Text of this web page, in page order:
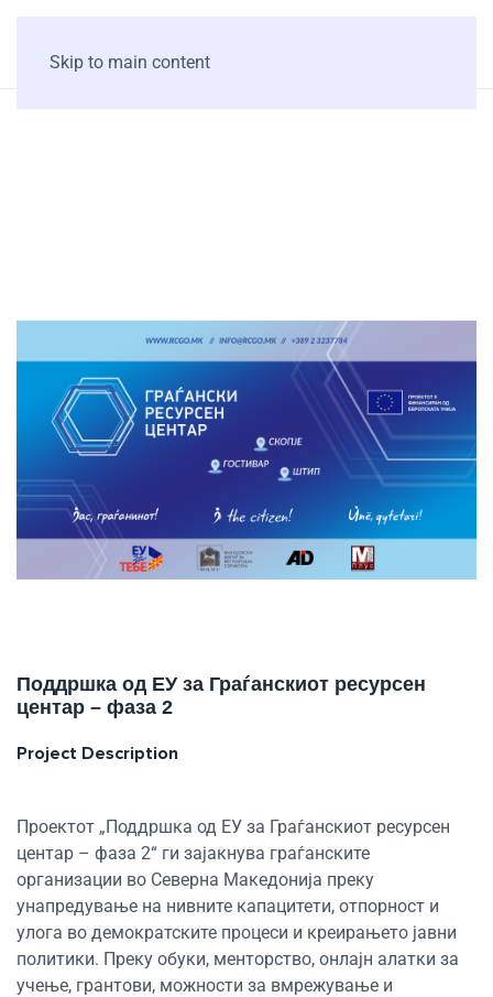
Skip to main content
Поддршка од ЕУ за Граѓанскиот ресурсен
центар – фаза 2
Project Description
Проектот „Поддршка од ЕУ за Граѓанскиот ресурсен
центар – фаза 2“ ги зајакнува граѓанските
организации во Северна Македонија преку
унапредување на нивните капацитети, отпорност и
улога во демократските процеси и креирањето јавни
политики. Преку обуки, менторство, онлајн алатки за
учење, грантови, можности за вмрежување и